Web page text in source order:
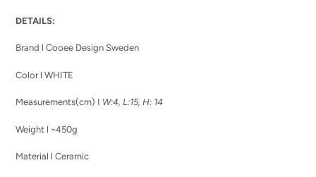
to
cart
DETAILS:
Brand l Cooee Design Sweden
Color l WHITE
Measurements(cm) I W:4, L:15, H: 14
Weight l ~450g
Material l Ceramic